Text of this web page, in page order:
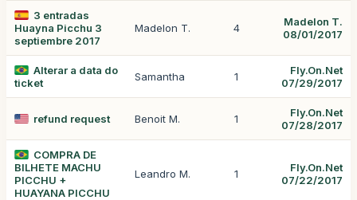
3 entradas
Huayna Picchu 3
septiembre 2017
Madelon T. 4
Madelon T.
08/01/2017
Alterar a data do
ticket
Samantha 1
Fly.On.Net
07/29/2017
refund request Benoit M. 1
Fly.On.Net
07/28/2017
COMPRA DE
BILHETE MACHU
PICCHU +
HUAYANA PICCHU
Leandro M. 1
Fly.On.Net
07/22/2017